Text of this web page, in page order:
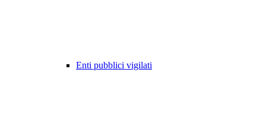
Enti pubblici vigilati